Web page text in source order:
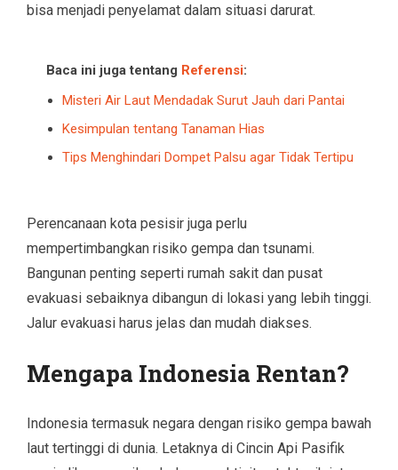
bisa menjadi penyelamat dalam situasi darurat.
Baca ini juga tentang Referensi:
Misteri Air Laut Mendadak Surut Jauh dari Pantai
Kesimpulan tentang Tanaman Hias
Tips Menghindari Dompet Palsu agar Tidak Tertipu
Perencanaan kota pesisir juga perlu
mempertimbangkan risiko gempa dan tsunami.
Bangunan penting seperti rumah sakit dan pusat
evakuasi sebaiknya dibangun di lokasi yang lebih tinggi.
Jalur evakuasi harus jelas dan mudah diakses.
Mengapa Indonesia Rentan?
Indonesia termasuk negara dengan risiko gempa bawah
laut tertinggi di dunia. Letaknya di Cincin Api Pasifik